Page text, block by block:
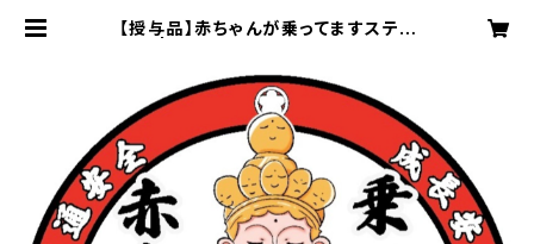
【授与品】赤ちゃんが乗ってますステッ